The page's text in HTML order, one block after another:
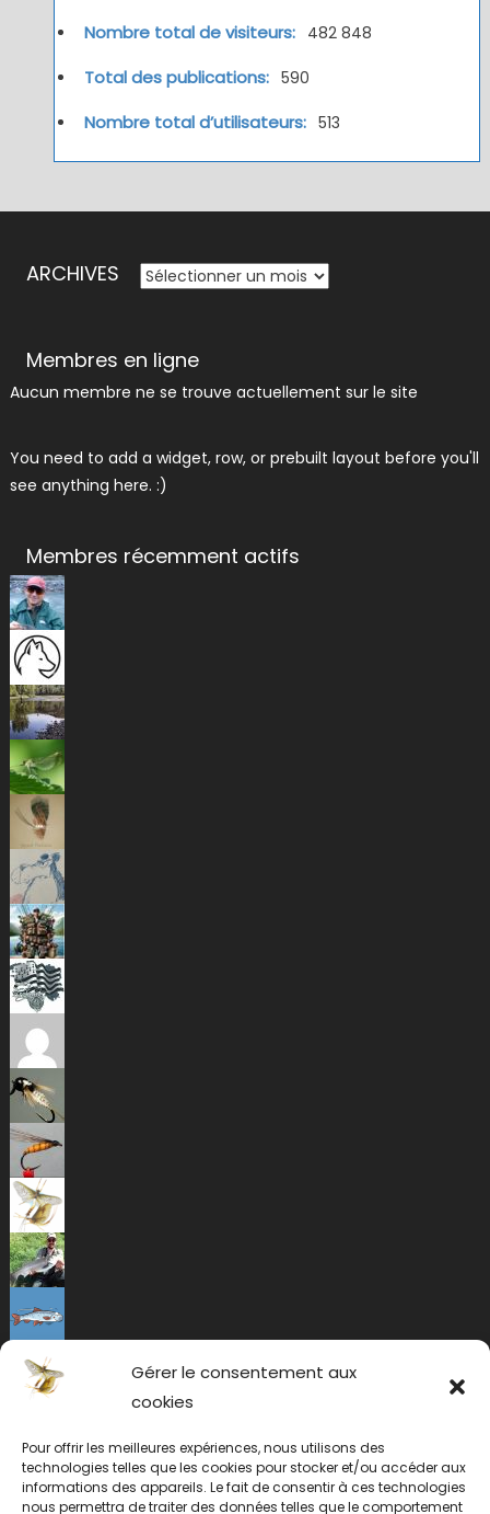
Gérer le consentement aux
cookies
Pour offrir les meilleures expériences, nous utilisons des
technologies telles que les cookies pour stocker et/ou accéder aux
informations des appareils. Le fait de consentir à ces technologies
nous permettra de traiter des données telles que le comportement
Nombre total de visiteurs: 482 848
Total des publications: 590
Nombre total d’utilisateurs: 513
ARCHIVES ARCHIVES
Membres en ligne
Aucun membre ne se trouve actuellement sur le site
You need to add a widget, row, or prebuilt layout before you'll
see anything here. :)
Membres récemment actifs